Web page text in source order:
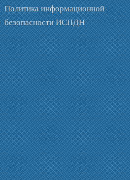
Политика информационной
безопасности ИСПДН